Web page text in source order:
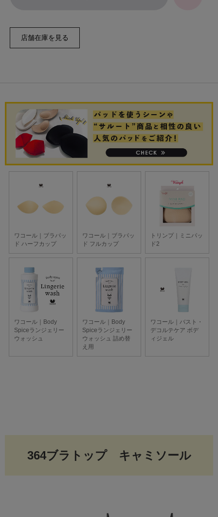
364ブラトップ キャミソール